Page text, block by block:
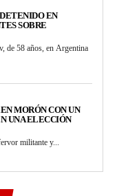
EN
SOBRE
de 58 años, en Argentina
MORÓN CON UN
UNA ELECCIÓN
militante y...